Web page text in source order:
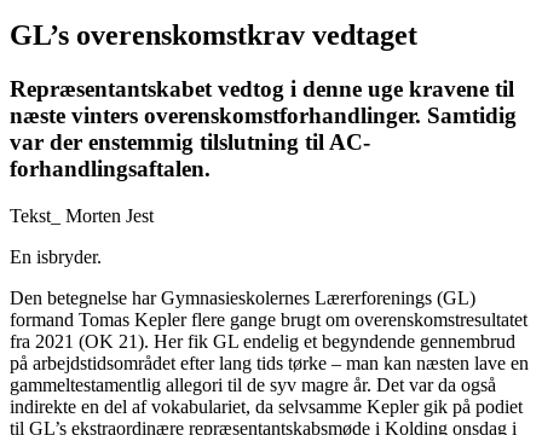
GL’s overenskomstkrav vedtaget
Repræsentantskabet vedtog i denne uge kravene til
næste vinters overenskomstforhandlinger. Samtidig
var der enstemmig tilslutning til AC-
forhandlingsaftalen.
Tekst_ Morten Jest
En isbryder.
Den betegnelse har Gymnasieskolernes Lærerforenings (GL)
formand Tomas Kepler flere gange brugt om overenskomstresultatet
fra 2021 (OK 21). Her fik GL endelig et begyndende gennembrud
på arbejdstidsområdet efter lang tids tørke – man kan næsten lave en
gammeltestamentlig allegori til de syv magre år. Det var da også
indirekte en del af vokabulariet, da selvsamme Kepler gik på podiet
til GL’s ekstraordinære repræsentantskabsmøde i Kolding onsdag i